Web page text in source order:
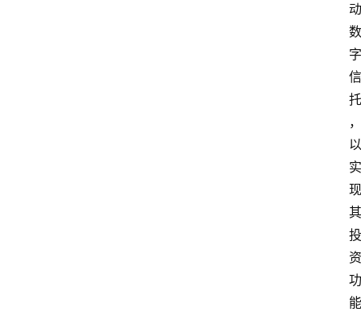
动
数
字
信
托
，
以
实
现
其
投
资
功
能